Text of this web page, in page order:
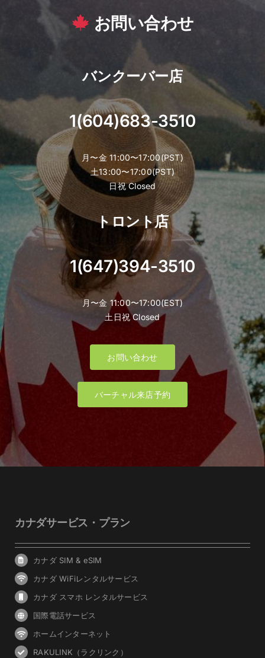
お問い合わせ
バンクーバー店
1(604)683-3510
月〜金 11:00〜17:00(PST)
土13:00〜17:00(PST)
日祝 Closed
トロント店
1(647)394-3510
月〜金 11:00〜17:00(EST)
土日祝 Closed
お問い合わせ
バーチャル来店予約
カナダサービス・プラン
カナダ SIM & eSIM
カナダ WiFiレンタルサービス
カナダ スマホ レンタルサービス
国際電話サービス
ホームインターネット
RAKULINK（ラクリンク）